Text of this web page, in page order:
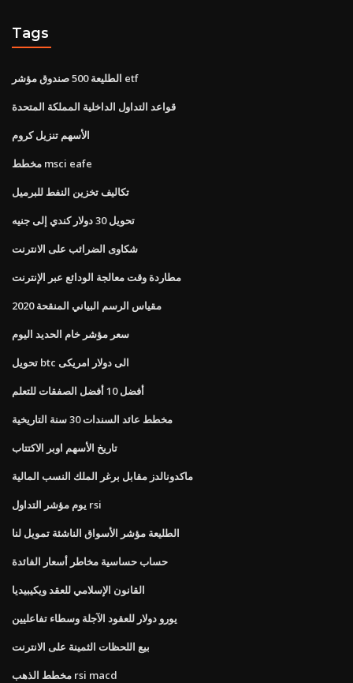
Tags
الطليعة 500 صندوق مؤشر etf
قواعد التداول الداخلية المملكة المتحدة
الأسهم تنزيل كروم
مخطط msci eafe
تكاليف تخزين النفط للبرميل
تحويل 30 دولار كندي إلى جنيه
شكاوى الضرائب على الانترنت
مطاردة وقت معالجة الودائع عبر الإنترنت
مقياس الرسم البياني المنقحة 2020
سعر مؤشر خام الحديد اليوم
تحويل btc الى دولار امريكى
أفضل 10 أفضل الصفقات للتعلم
مخطط عائد السندات 30 سنة التاريخية
تاريخ الأسهم اوبر الاكتتاب
ماكدونالدز مقابل برغر الملك النسب المالية
يوم مؤشر التداول rsi
الطليعة مؤشر الأسواق الناشئة تمويل لنا
حساب حساسية مخاطر أسعار الفائدة
القانون الإسلامي للعقد ويكيبيديا
يورو دولار للعقود الآجلة وسطاء تفاعليين
بيع اللحظات الثمينة على الانترنت
مخطط الذهب rsi macd